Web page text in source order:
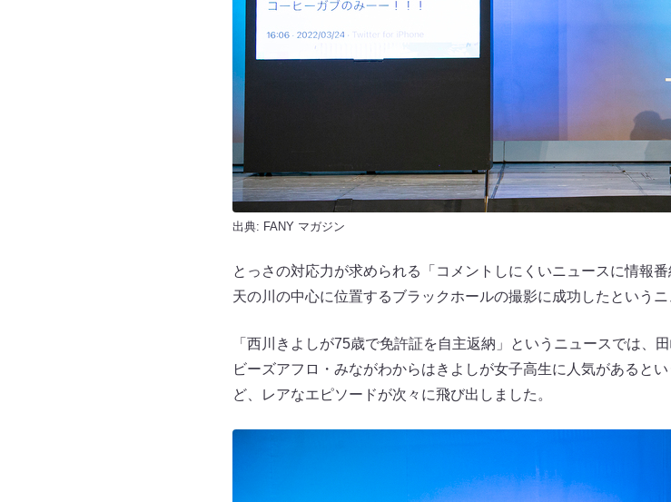
出典: FANY マガジン
とっさの対応力が求められる「コメントしにくいニュースに情報
天の川の中心に位置するブラックホールの撮影に成功したという
「西川きよしが75歳で免許証を自主返納」というニュースでは、
ビーズアフロ・みながわからはきよしが女子高生に人気があると
ど、レアなエピソードが次々に飛び出しました。